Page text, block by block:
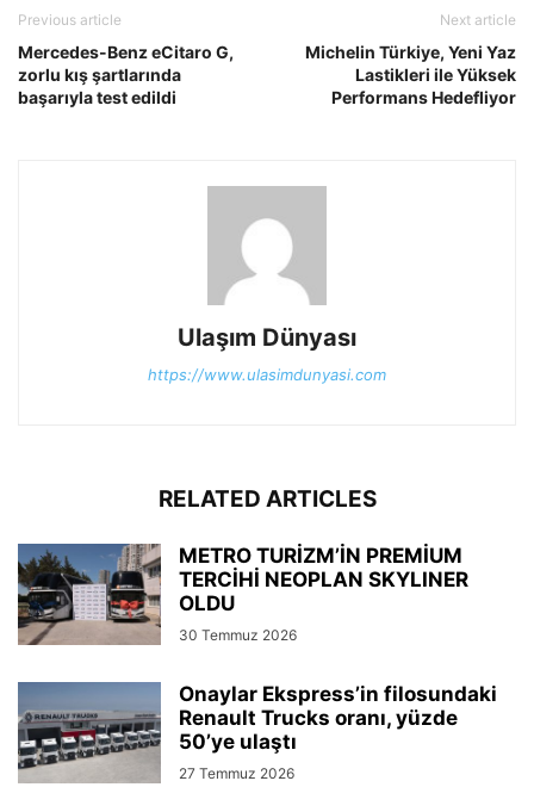
Previous article
Mercedes-Benz eCitaro G,
zorlu kış şartlarında
başarıyla test edildi
Next article
Michelin Türkiye, Yeni Yaz
Lastikleri ile Yüksek
Performans Hedefliyor
Ulaşım Dünyası
https://www.ulasimdunyasi.com
RELATED ARTICLES
METRO TURİZM’İN PREMİUM
TERCİHİ NEOPLAN SKYLINER
OLDU
30 Temmuz 2026
Onaylar Ekspress’in filosundaki
Renault Trucks oranı, yüzde
50’ye ulaştı
27 Temmuz 2026